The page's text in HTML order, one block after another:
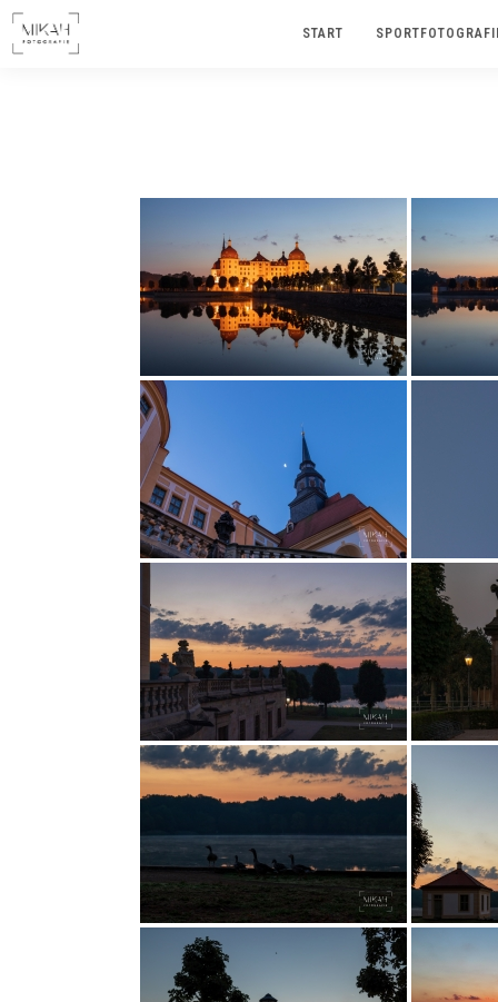
START